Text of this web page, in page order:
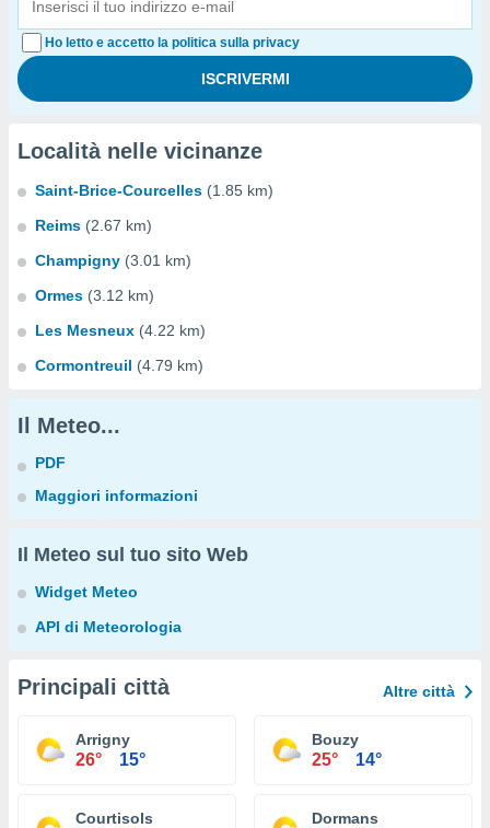
Ho letto e accetto la politica sulla privacy
Località nelle vicinanze
Saint-Brice-Courcelles (1.85 km)
Reims (2.67 km)
Champigny (3.01 km)
Ormes (3.12 km)
Les Mesneux (4.22 km)
Cormontreuil (4.79 km)
Il Meteo...
PDF
Maggiori informazioni
Il Meteo sul tuo sito Web
Widget Meteo
API di Meteorologia
Principali città Altre città
Arrigny
26° 15°
Bouzy
25° 14°
Courtisols Dormans